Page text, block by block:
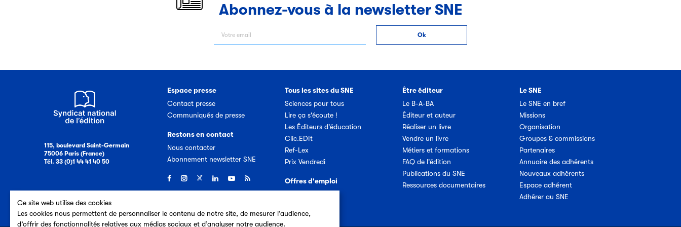
Ce site web utilise des cookies
Les cookies nous permettent de personnaliser le contenu de notre site, de mesurer l’audience,
d’offrir des fonctionnalités relatives aux médias sociaux et d’analyser notre audience.
Abonnez-vous à la newsletter SNE
115, boulevard Saint-Germain
75006 Paris (France)
Tél. 33 (0)1 44 41 40 50
Espace presse
Contact presse
Communiqués de presse
Restons en contact
Nous contacter
Abonnement newsletter SNE
Tous les sites du SNE
Sciences pour tous
Lire ça s'écoute !
Les Éditeurs d'éducation
Clic.EDIt
Ref-Lex
Prix Vendredi
Offres d'emploi
Être éditeur
Le B-A-BA
Éditeur et auteur
Réaliser un livre
Vendre un livre
Métiers et formations
FAQ de l'édition
Publications du SNE
Ressources documentaires
Le SNE
Le SNE en bref
Missions
Organisation
Groupes & commissions
Partenaires
Annuaire des adhérents
Nouveaux adhérents
Espace adhérent
Adhérer au SNE